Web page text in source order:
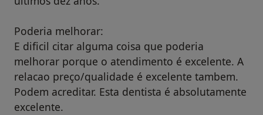
Poderia melhorar:
E dificil citar alguma coisa que poderia
melhorar porque o atendimento é excelente. A
relacao preço/qualidade é excelente tambem.
Podem acreditar. Esta dentista é absolutamente
excelente.